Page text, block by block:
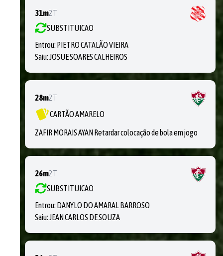
31m2T
SUBSTITUICAO
Entrou: PIETRO CATALÃO VIEIRA
Saiu:JOSUE SOARES CALHEIROS
28m2T
CARTÃO AMARELO
ZAFIR MORAIS AYAN Retardar colocação de bola em jogo
26m2T
SUBSTITUICAO
Entrou: DANYLO DO AMARAL BARROSO
Saiu:JEAN CARLOS DE SOUZA